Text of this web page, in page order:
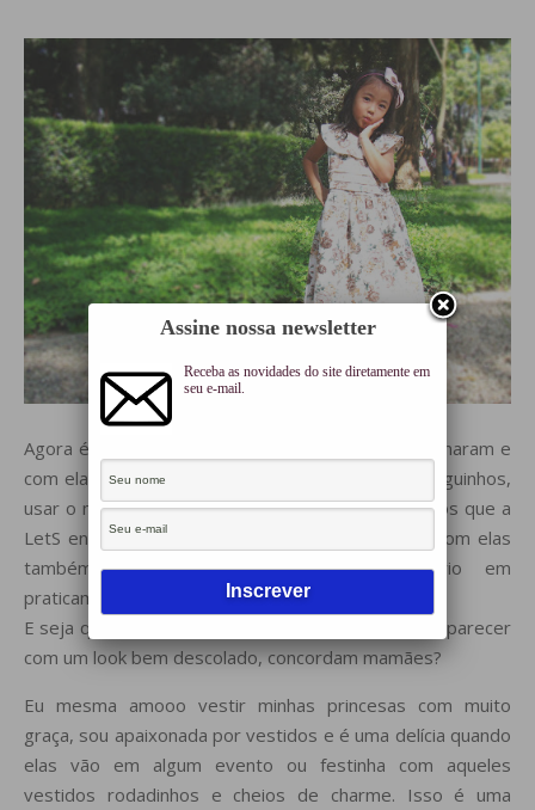
Agora é oficial! Em todas as escolas as aulas retornaram e
com elas a criançada vai matar a saudade dos amiguinhos,
usar o material escolar novinho, tomar os lanchinhos que a
LetS ensinou as mamães a fazer
… Porém, com elas
também voltas as festinhas de aniversário em
praticamente quase todas as semanas.
E seja qual for a idade da criança, elas querem comparecer
com um look bem descolado, concordam mamães?
Eu mesma amooo vestir minhas princesas com muito
graça, sou apaixonada por vestidos e é uma delícia quando
elas vão em algum evento ou festinha com aqueles
vestidos rodadinhos e cheios de charme. Isso é uma
Assine nossa newsletter
Receba as novidades do site diretamente em
seu e-mail.